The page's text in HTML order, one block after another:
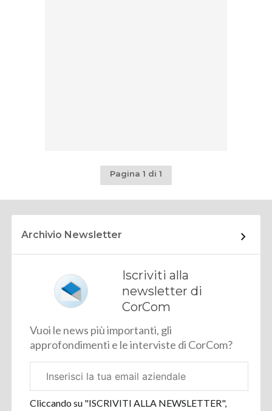
Pagina 1 di 1
Archivio Newsletter
Iscriviti alla
newsletter di
CorCom
Vuoi le news più importanti, gli
approfondimenti e le interviste di CorCom?
aziendale
Cliccando su "ISCRIVITI ALLA NEWSLETTER",